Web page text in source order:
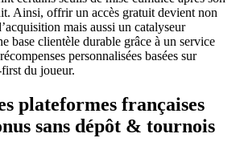
Ainsi, offrir un accès gratuit devient non
mais aussi un catalyseur
base clientèle durable grâce à un service
personnalisées basées sur
du joueur.
plateformes françaises
sans dépôt & tournois